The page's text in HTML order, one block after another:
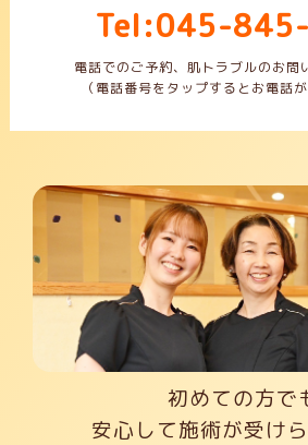
Tel:045-
電話でのご予約、肌トラブルのお問
（電話番号をタップするとお電話
初めての方で
安心して施術が受けら